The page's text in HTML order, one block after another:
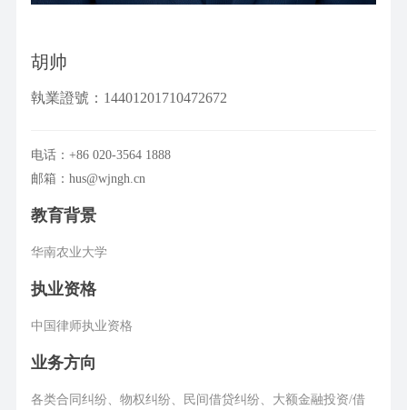
胡帅
執業證號：14401201710472672
电话：+86 020-3564 1888
邮箱：hus@wjngh.cn
教育背景
华南农业大学
执业资格
中国律师执业资格
业务方向
各类合同纠纷、物权纠纷、民间借贷纠纷、大额金融投资/借